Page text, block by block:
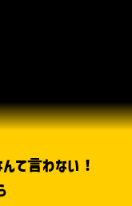
て言わない！